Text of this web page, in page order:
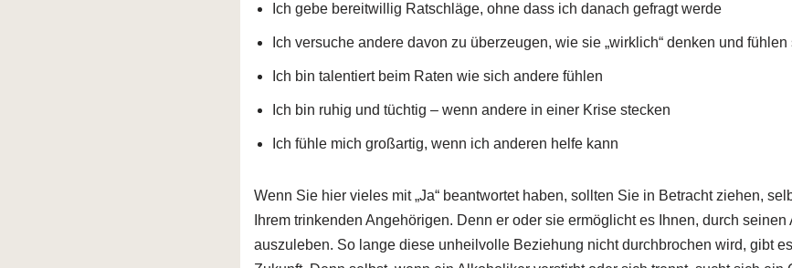
Ich gebe bereitwillig Ratschläge, ohne dass ich danach gefragt werde
Ich versuche andere davon zu überzeugen, wie sie „wirklich“ denken und fühlen
Ich bin talentiert beim Raten wie sich andere fühlen
Ich bin ruhig und tüchtig – wenn andere in einer Krise stecken
Ich fühle mich großartig, wenn ich anderen helfe kann
Wenn Sie hier vieles mit „Ja“ beantwortet haben, sollten Sie in Betracht ziehen,
Ihrem trinkenden Angehörigen. Denn er oder sie ermöglicht es Ihnen, durch
auszuleben. So lange diese unheilvolle Beziehung nicht durchbrochen wird, gibt